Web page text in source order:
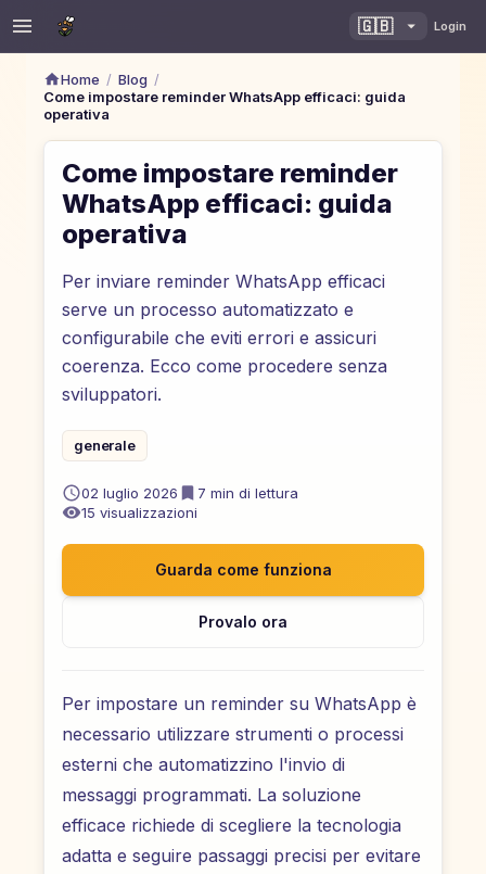
🇬🇧 Login
Home / Blog /
Come impostare reminder WhatsApp efficaci: guida
operativa
Come impostare reminder
WhatsApp efficaci: guida
operativa
Per inviare reminder WhatsApp efficaci
serve un processo automatizzato e
configurabile che eviti errori e assicuri
coerenza. Ecco come procedere senza
sviluppatori.
generale
02 luglio 2026 7 min di lettura
15 visualizzazioni
Guarda come funziona
Provalo ora
Per impostare un reminder su WhatsApp è
necessario utilizzare strumenti o processi
esterni che automatizzino l'invio di
messaggi programmati. La soluzione
efficace richiede di scegliere la tecnologia
adatta e seguire passaggi precisi per evitare